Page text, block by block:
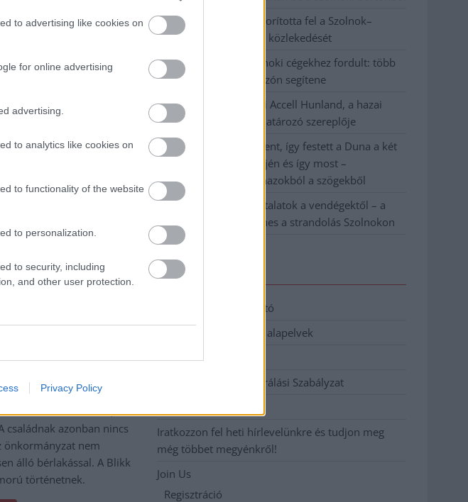
to advertising like cookies on
for online advertising
advertising.
to analytics like cookies on
to functionality of the website
to personalization.
to security, including
and other user protection.
Privacy Policy
bizonyos helyiségeit. Ez
a biztonságérzetet is
ha ilyen simán
szeptember 30-ig
önkormányzat
egyik embere egy
a szomszéd falának
nem maradhatnak, el
családnak azonban nincs
önkormányzat nem
álló bérlakással. A Blikk
történetnek.
Váratlan fennakadás borította fel a Szolnok–
Kecskemét vasútvonal közlekedését
A polgármester a szolnoki cégekhez fordult: több
száz elbocsátott dolgozón segítene
Csődbe ment a tószegi Accell Hunland, a hazai
kerékpárgyártás meghatározó szereplője
Egyszer fent, egyszer lent, így festett a Duna a két
évvel ezelőtti árvíz idején és így most –
fotógyűjtemény ugyanazokból a szögekből
Ilyenek eddig a tapasztalatok a vendégektől – a
hőhullám miatt ingyenes a strandolás Szolnokon
Elérhetőség
Adatkezelési tájékoztató
Etikai és függetlenségi alapelvek
Hirdetési árak
Hozzászólási és Moderálási Szabályzat
Iratkozzon fel heti hírlevelünkre és tudjon meg
még többet megyénkről!
Join Us
Regisztráció